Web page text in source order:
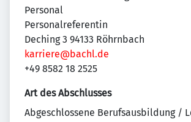
Personal
Personalreferentin
Deching 3 94133 Röhrnbach
karriere@bachl.de
+49 8582 18 2525
Art des Abschlusses
Abgeschlossene Berufsausbildung /